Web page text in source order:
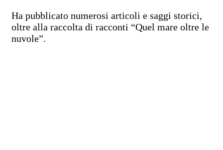
Ha pubblicato numerosi articoli e saggi storici,
oltre alla raccolta di racconti “Quel mare oltre le
nuvole”.